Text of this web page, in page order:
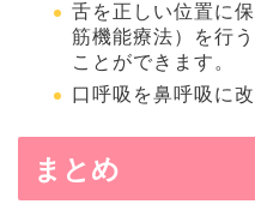
舌を正しい位置に
筋機能療法）を行
ことができます。
口呼吸を鼻呼吸に
まとめ